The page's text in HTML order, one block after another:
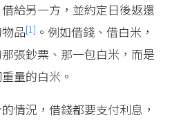
給另一方，並約定日後返還
品[1] 。例如借錢、借白米，
張鈔票、那一包白米，而是
量的白米。
情況，借錢都要支付利息，